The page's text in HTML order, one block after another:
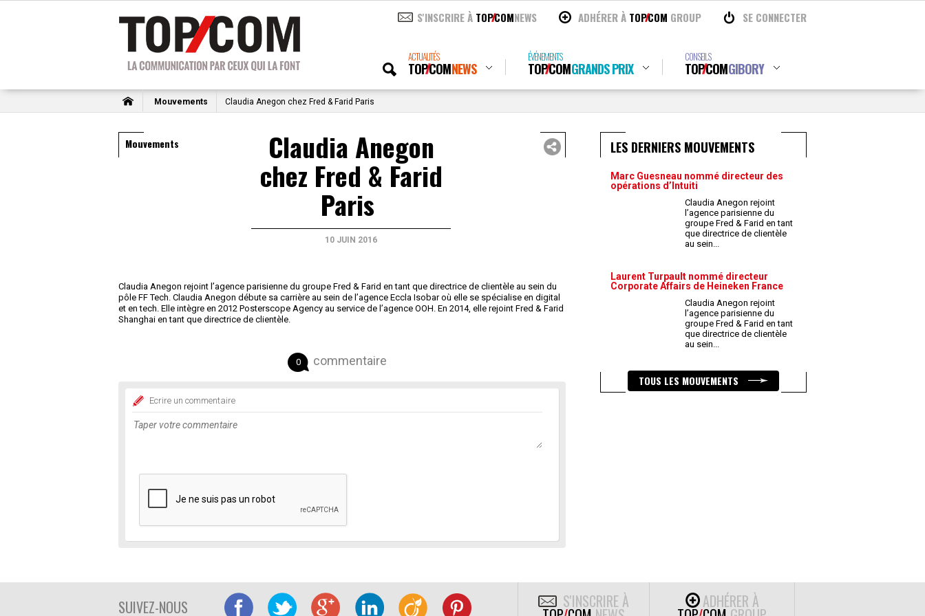
S'INSCRIRE À TOPCOMNEWS ADHÉRER À TOPCOM GROUP SE CONNECTER
ACTUALITÉS
TOPCOMNEWS
ÉVÉNEMENTS
TOPCOMGRANDS PRIX
CONSEILS
TOPCOMGIBORY
Mouvements Claudia Anegon chez Fred & Farid Paris
Mouvements Claudia Anegon
chez Fred & Farid
Paris
10 JUIN 2016
Claudia Anegon rejoint l’agence parisienne du groupe Fred & Farid en tant que directrice de clientèle au sein du
pôle FF Tech. Claudia Anegon débute sa carrière au sein de l’agence Eccla Isobar où elle se spécialise en digital
et en tech. Elle intègre en 2012 Posterscope Agency au service de l’agence OOH. En 2014, elle rejoint Fred & Farid
Shanghai en tant que directrice de clientèle.
0 commentaire
Ecrire un commentaire
LES DERNIERS MOUVEMENTS
Marc Guesneau nommé directeur des
opérations d’Intuiti
Claudia Anegon rejoint
l’agence parisienne du
groupe Fred & Farid en tant
que directrice de clientèle
au sein...
Laurent Turpault nommé directeur
Corporate Affairs de Heineken France
Claudia Anegon rejoint
l’agence parisienne du
groupe Fred & Farid en tant
que directrice de clientèle
au sein...
TOUS LES MOUVEMENTS
SUIVEZ-NOUS S'INSCRIRE À ADHÉRER À